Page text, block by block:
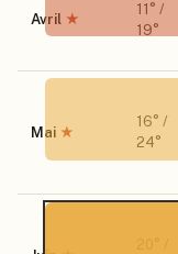
Avril ★
11 ° /
19°
Mai ★
16° /
24°